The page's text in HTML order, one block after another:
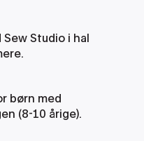
Studio i hal
børn med
(8-10 årige).